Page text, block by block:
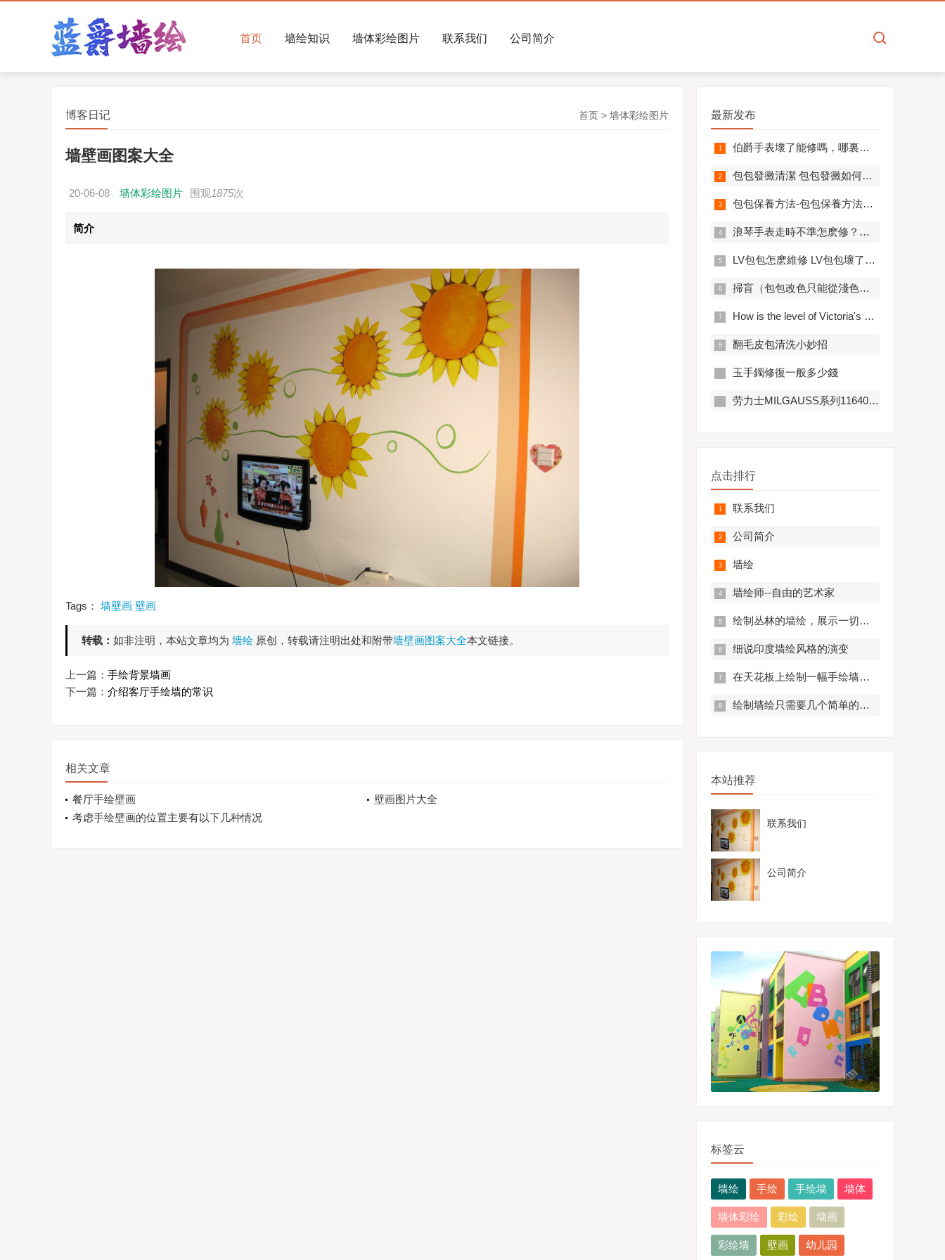
首页 墙绘知识 墙体彩绘图片 联系我们 公司简介
首页 > 墙体彩绘图片
博客日记
墙壁画图案大全
20-06-08 墙体彩绘图片 围观 1875次
简介
Tags： 墙壁画 壁画
转载： 如非注明，本站文章均为 墙绘 原创，转载请注明出处和附带墙壁画图案大全本文链接。
上一篇： 手绘背景墙画
下一篇： 介绍客厅手绘墙的常识
相关文章
餐厅手绘壁画
壁画图片大全
考虑手绘壁画的位置主要有以下几种情况
最新发布
​伯爵手表壞了能修嗎，哪裏可以修伯爵手表
​包包發黴清潔 包包發黴如何清潔
​包包保養方法-包包保養方法日常
​浪琴手表走時不準怎麽修？這裏有答案！
​LV包包怎麽維修 LV包包壞了修一下多少錢
掃盲（包包改色只能從淺色改到深色，無法從深色改到淺色）
How is the level of Victoria's wedding photography, modeling and makeup artist and the evaluation of
​翻毛皮包清洗小妙招
玉手鐲修復一般多少錢
劳力士MILGAUSS系列116400-GV-72400蓝盘腕表
点击排行
联系我们
公司简介
墙绘
墙绘师--自由的艺术家
绘制丛林的墙绘，展示一切冒险和野性的风情
细说印度墙绘风格的演变
在天花板上绘制一幅手绘墙是很常见的事情
绘制墙绘只需要几个简单的步骤就可以完成
本站推荐
联系我们
公司简介
标签云
墙绘 手绘 手绘墙 墙体
墙体彩绘 彩绘 墙画
彩绘墙 壁画 幼儿园